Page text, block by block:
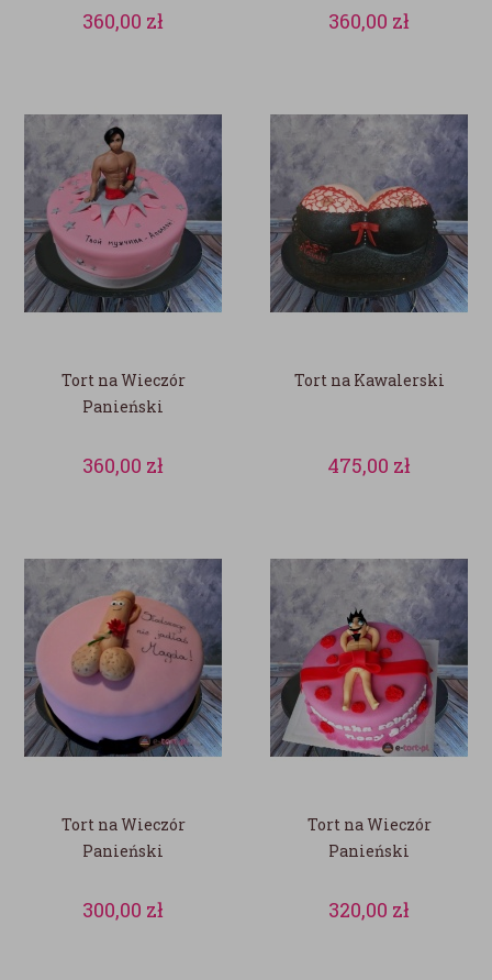
360,00 zł 360,00 zł
Tort na Wieczór
Panieński
360,00 zł
Tort na Kawalerski
475,00 zł
Tort na Wieczór
Panieński
300,00 zł
Tort na Wieczór
Panieński
320,00 zł